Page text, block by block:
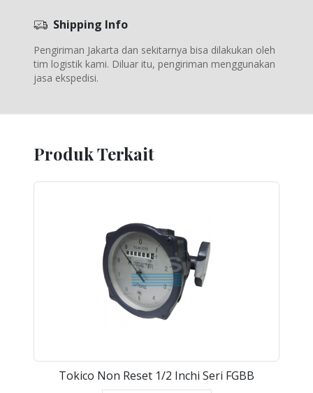
Shipping Info
Pengiriman Jakarta dan sekitarnya bisa dilakukan oleh
tim logistik kami. Diluar itu, pengiriman menggunakan
jasa ekspedisi.
Produk Terkait
Tokico Non Reset 1/2 Inchi Seri FGBB